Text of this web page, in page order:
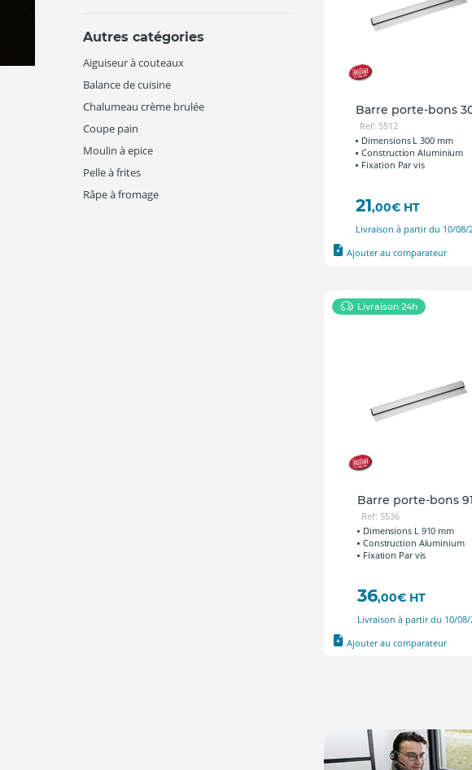
Autres catégories
Aiguiseur à couteaux
Balance de cuisine
Chalumeau crème brulée
Coupe pain
Moulin à epice
Pelle à frites
Râpe à fromage
Barre porte-bons
Ref: 5512
Dimensions L 300 mm
Construction Aluminium
Fixation Par vis
21,00€ HT
Livraison à partir du 10/08/
Ajouter au comparateur
Livraison 24h
Barre porte-bons
Ref: 5536
Dimensions L 910 mm
Construction Aluminium
Fixation Par vis
36,00€ HT
Livraison à partir du 10/08/
Ajouter au comparateur